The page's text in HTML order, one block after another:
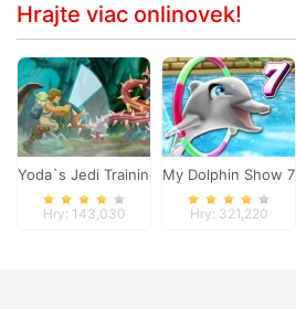
Hrajte viac onlinovek!
Yoda`s Jedi Training
Hry: 143,030
My Dolphin Show 7
Hry: 321,220